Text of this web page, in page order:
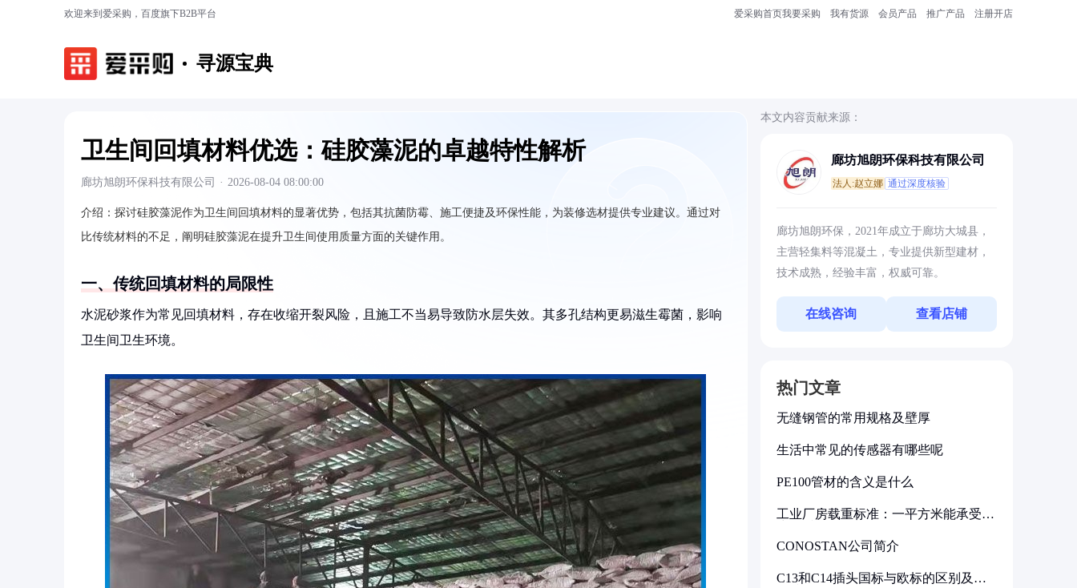
欢迎来到爱采购，百度旗下B2B平台 爱采购首页我要采购 我有货源 会员产品 推广产品 注册开店
寻源宝典
卫生间回填材料优选：硅胶藻泥的卓越特性解析
廊坊旭朗环保科技有限公司 · 2026-08-04 08:00:00
介绍： 探讨硅胶藻泥作为卫生间回填材料的显著优势，包括其抗菌防霉、施工便捷及环保性能，为装修选材提供专业建议。通过对
比传统材料的不足，阐明硅胶藻泥在提升卫生间使用质量方面的关键作用。
一、传统回填材料的局限性
水泥砂浆作为常见回填材料，存在收缩开裂风险，且施工不当易导致防水层失效。其多孔结构更易滋生霉菌，影响
卫生间卫生环境。
本文内容贡献来源：
廊坊旭朗环保科技有限公司
法人:赵立娜 通过深度核验
廊坊旭朗环保，2021年成立于廊坊大城县，
主营轻集料等混凝土，专业提供新型建材，
技术成熟，经验丰富，权威可靠。
在线咨询 查看店铺
热门文章
无缝钢管的常用规格及壁厚
生活中常见的传感器有哪些呢
PE100管材的含义是什么
工业厂房载重标准：一平方米能承受多
CONOSTAN公司简介
C13和C14插头国标与欧标的区别及其